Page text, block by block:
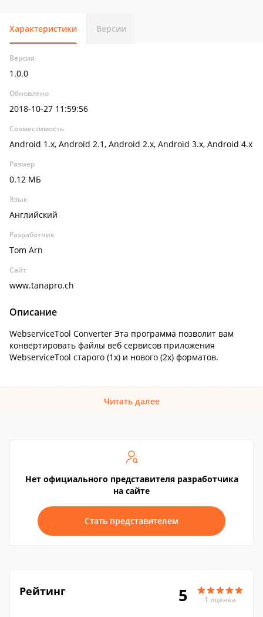
Характеристики Версии
Версия
1.0.0
Обновлено
2018-10-27 11:59:56
Совместимость
Android 1.x, Android 2.1, Android 2.x, Android 3.x, Android 4.x
Размер
0.12 МБ
Язык
Английский
Разработчик
Tom Arn
Сайт
www.tanapro.ch
Описание
WebserviceTool Converter Эта программа позволит вам
конвертировать файлы веб сервисов приложения
WebserviceTool старого (1х) и нового (2х) форматов.
Читать далее
Нет официального представителя разработчика
на сайте
Стать представителем
Рейтинг 5 1 оценка